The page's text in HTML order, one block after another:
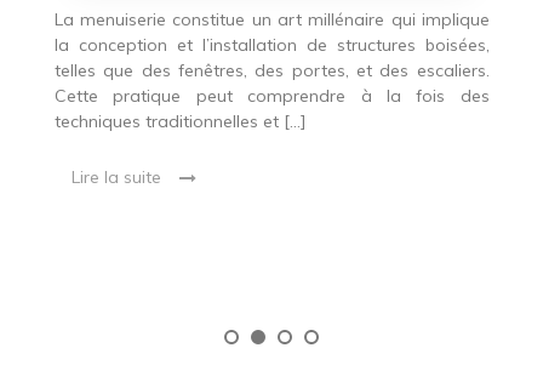
La menuiserie constitue un art millénaire qui implique
la conception et l’installation de structures boisées,
telles que des fenêtres, des portes, et des escaliers.
Cette pratique peut comprendre à la fois des
techniques traditionnelles et […]
Lire la suite